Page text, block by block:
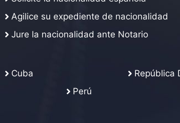
Agilice su expediente de nacionalidad
Jure la nacionalidad ante Notario
Cuba República
Perú